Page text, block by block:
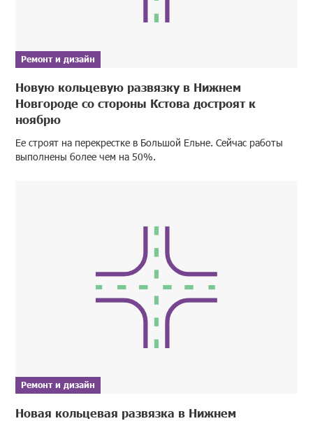
Ремонт и дизайн
Новую кольцевую развязку в Нижнем
Новгороде со стороны Кстова достроят к
ноябрю
Ее строят на перекрестке в Большой Ельне. Сейчас работы
выполнены более чем на 50%.
Ремонт и дизайн
Новая кольцевая развязка в Нижнем